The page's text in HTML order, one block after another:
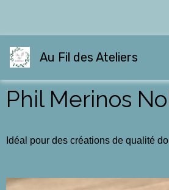
Au Fil des Ateliers
Phil Merinos
Idéal pour des créations de qualité